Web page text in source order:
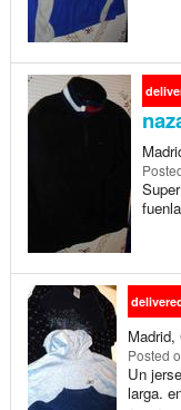
Madrid,
Posted
Un
larga.